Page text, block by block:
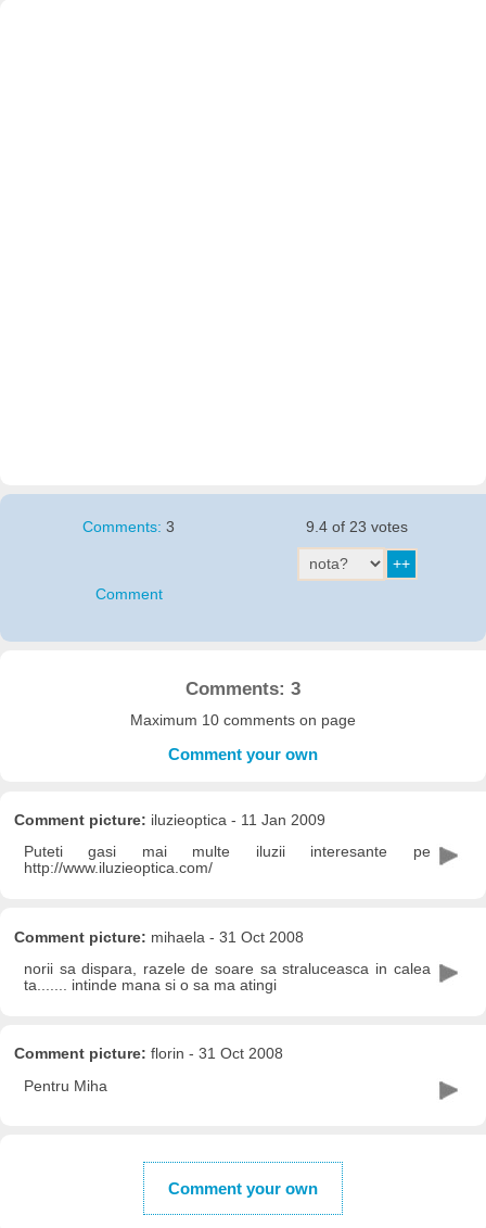
Comments:3
Comment
9.4 of 23 votes
Comments: 3
Maximum 10 comments on page
Comment your own
Comment picture: iluzieoptica - 11 Jan 2009
Puteti gasi mai multe iluzii interesante pe
http://www.iluzieoptica.com/
Comment picture: mihaela - 31 Oct 2008
norii sa dispara, razele de soare sa straluceasca in calea
ta....... intinde mana si o sa ma atingi
Comment picture: florin - 31 Oct 2008
Pentru Miha
Comment your own